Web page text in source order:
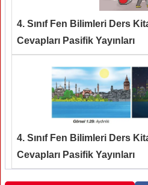
4. Sınıf Fen Bilimleri Ders
Cevapları Pasifik Yayınları
4. Sınıf Fen Bilimleri Ders
Cevapları Pasifik Yayınları